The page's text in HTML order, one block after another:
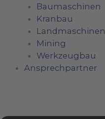
Baumaschinen
Kranbau
Landmaschinen
Mining
Werkzeugbau
Ansprechpartner